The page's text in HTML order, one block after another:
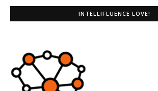
INTELLIFLUENCE LOVE!